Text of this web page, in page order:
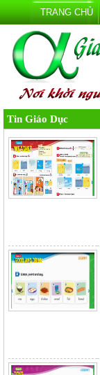
TRANG CHỦ
Tin Giáo Dục